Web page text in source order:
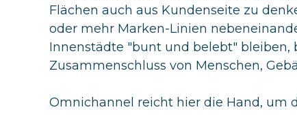
Flächen auch aus Kundenseite zu
oder mehr Marken-Linien
Innenstädte "bunt und belebt"
Zusammenschluss von Menschen,
Omnichannel reicht hier die Hand, um